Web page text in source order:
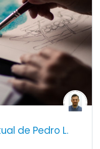
de Pedro L.